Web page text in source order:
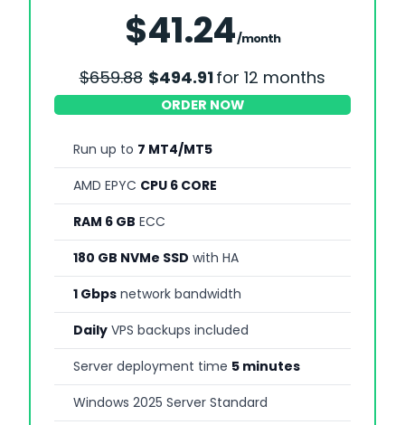
$41.24/month
$659.88 $494.91for 12 months
ORDER NOW
Run up to 7 MT4/MT5
AMD EPYC CPU 6 CORE
RAM 6 GB ECC
180 GB NVMe SSD with HA
1 Gbps network bandwidth
Daily VPS backups included
Server deployment time 5 minutes
Windows 2025 Server Standard